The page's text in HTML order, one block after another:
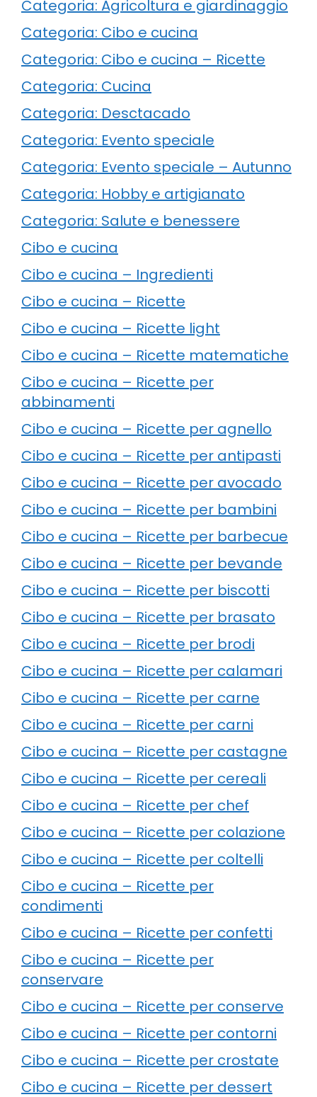
Categoria: Agricoltura e giardinaggio
Categoria: Cibo e cucina
Categoria: Cibo e cucina – Ricette
Categoria: Cucina
Categoria: Desctacado
Categoria: Evento speciale
Categoria: Evento speciale – Autunno
Categoria: Hobby e artigianato
Categoria: Salute e benessere
Cibo e cucina
Cibo e cucina – Ingredienti
Cibo e cucina – Ricette
Cibo e cucina – Ricette light
Cibo e cucina – Ricette matematiche
Cibo e cucina – Ricette per
abbinamenti
Cibo e cucina – Ricette per agnello
Cibo e cucina – Ricette per antipasti
Cibo e cucina – Ricette per avocado
Cibo e cucina – Ricette per bambini
Cibo e cucina – Ricette per barbecue
Cibo e cucina – Ricette per bevande
Cibo e cucina – Ricette per biscotti
Cibo e cucina – Ricette per brasato
Cibo e cucina – Ricette per brodi
Cibo e cucina – Ricette per calamari
Cibo e cucina – Ricette per carne
Cibo e cucina – Ricette per carni
Cibo e cucina – Ricette per castagne
Cibo e cucina – Ricette per cereali
Cibo e cucina – Ricette per chef
Cibo e cucina – Ricette per colazione
Cibo e cucina – Ricette per coltelli
Cibo e cucina – Ricette per
condimenti
Cibo e cucina – Ricette per confetti
Cibo e cucina – Ricette per
conservare
Cibo e cucina – Ricette per conserve
Cibo e cucina – Ricette per contorni
Cibo e cucina – Ricette per crostate
Cibo e cucina – Ricette per dessert